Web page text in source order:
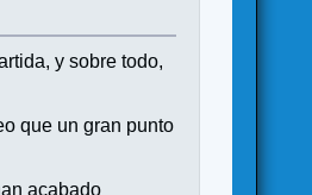
y sobre todo,
que un gran punto
acabado